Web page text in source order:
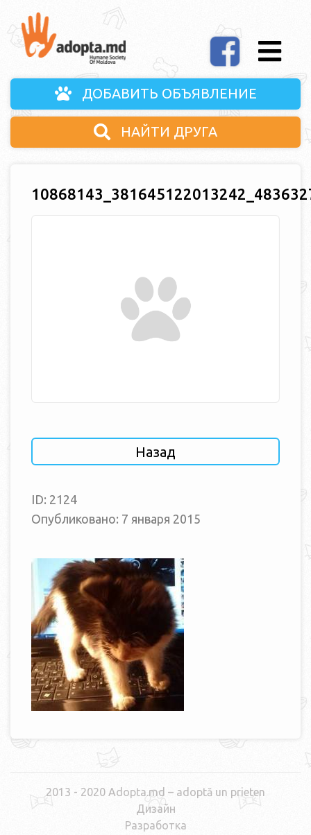
ДОБАВИТЬ ОБЪЯВЛЕНИЕ
НАЙТИ ДРУГА
Назад
ID: 2124
Опубликовано: 7 января 2015
2013 - 2020 Adopta.md – adoptă un prieten
Дизайн
Разработка